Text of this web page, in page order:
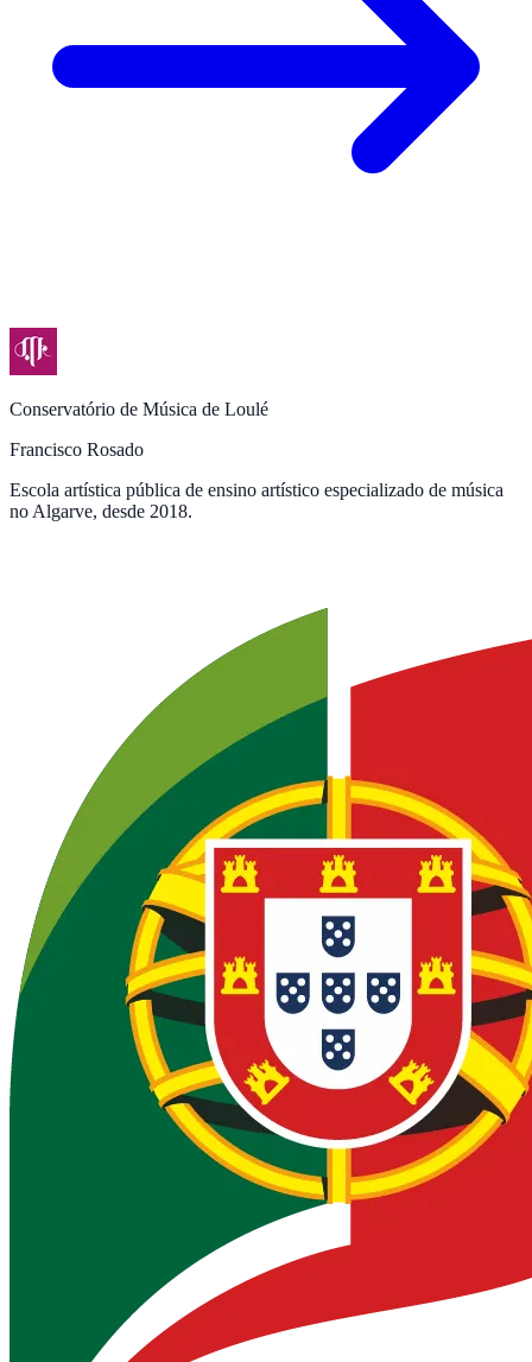
Conservatório de Música de Loulé
Francisco Rosado
Escola artística pública de ensino artístico especializado de música
no Algarve, desde 2018.